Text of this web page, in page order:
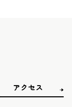
アクセス